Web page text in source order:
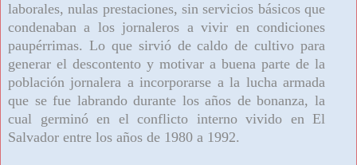
laborales, nulas prestaciones, sin servicios básicos que
condenaban a los jornaleros a vivir en condiciones
paupérrimas. Lo que sirvió de caldo de cultivo para
generar el descontento y motivar a buena parte de la
población jornalera a incorporarse a la lucha armada
que se fue labrando durante los años de bonanza, la
cual germinó en el conflicto interno vivido en El
Salvador entre los años de 1980 a 1992.